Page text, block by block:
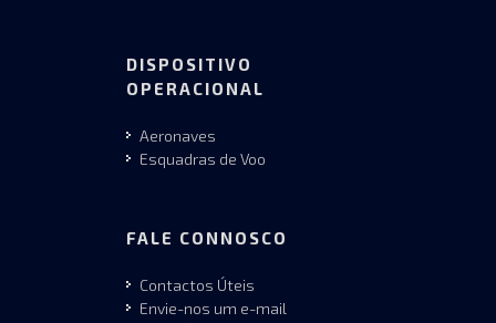
DISPOSITIVO
OPERACIONAL
Aeronaves
Esquadras de Voo
FALE CONNOSCO
Contactos Úteis
Envie-nos um e-mail